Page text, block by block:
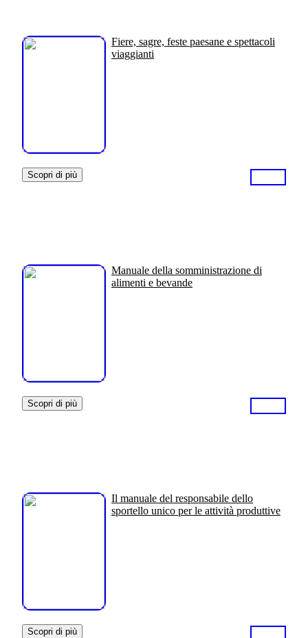
Fiere, sagre, feste paesane e spettacoli
viaggianti
Scopri di più
Manuale della somministrazione di
alimenti e bevande
Scopri di più
Il manuale del responsabile dello
sportello unico per le attività produttive
Scopri di più